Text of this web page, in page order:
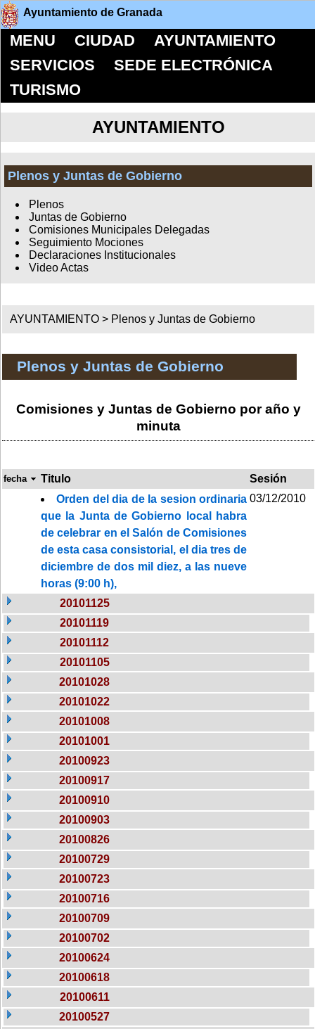
Ayuntamiento de Granada
MENU CIUDAD
AYUNTAMIENTO
SERVICIOS
SEDE ELECTRÓNICA
TURISMO
AYUNTAMIENTO
Plenos y Juntas de Gobierno
Plenos
Juntas de Gobierno
Comisiones Municipales Delegadas
Seguimiento Mociones
Declaraciones Institucionales
Video Actas
AYUNTAMIENTO > Plenos y Juntas de Gobierno
Plenos y Juntas de Gobierno
Comisiones y Juntas de Gobierno por año y
minuta
fecha Titulo
Sesión
Orden del dia de la sesion ordinaria
que la Junta de Gobierno local habra
de celebrar en el Salón de Comisiones
de esta casa consistorial, el dia tres de
diciembre de dos mil diez, a las nueve
horas (9:00 h),
03/12/2010
20101125
20101119
20101112
20101105
20101028
20101022
20101008
20101001
20100923
20100917
20100910
20100903
20100826
20100729
20100723
20100716
20100709
20100702
20100624
20100618
20100611
20100527